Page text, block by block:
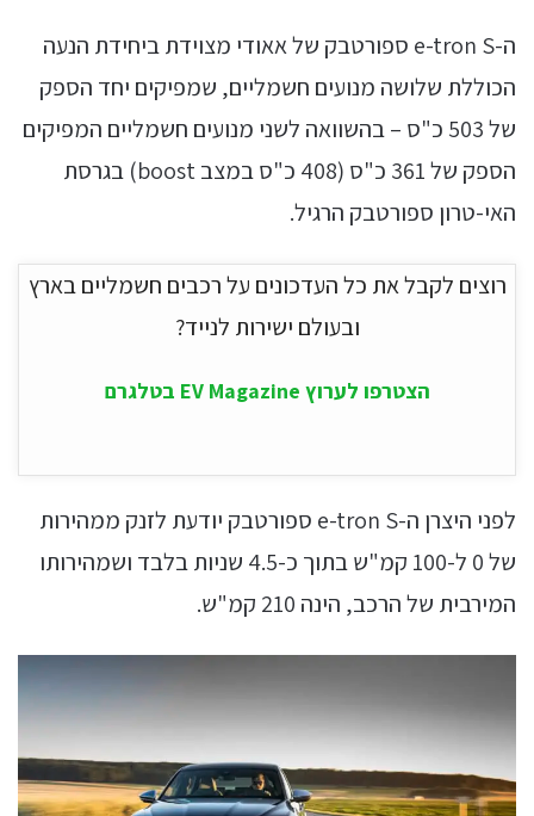
ה-e-tron S ספורטבק של אאודי מצוידת ביחידת הנעה
הכוללת שלושה מנועים חשמליים, שמפיקים יחד הספק
של 503 כ"ס – בהשוואה לשני מנועים חשמליים המפיקים
הספק של 361 כ"ס (408 כ"ס במצב boost) בגרסת
האי-טרון ספורטבק הרגיל.
רוצים לקבל את כל העדכונים על רכבים חשמליים בארץ
ובעולם ישירות לנייד?
הצטרפו לערוץ EV Magazine בטלגרם
לפני היצרן ה-e-tron S ספורטבק יודעת לזנק ממהירות
של 0 ל-100 קמ"ש בתוך כ-4.5 שניות בלבד ושמהירותו
המירבית של הרכב, הינה 210 קמ"ש.